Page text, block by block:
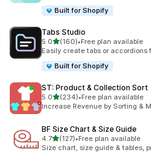
Built for Shopify
Tabs Studio
5.0滿分 5 顆星
(160)
共有 160 則評價
•Free plan available
Easily create tabs or accordions
Built for Shopify
ST: Product & Collection Sort
5.0滿分 5 顆星
(234)
共有 234 則評價
•Free plan available
Increase Revenue by Sorting &
BF Size Chart & Size Guide
4.7滿分 5 顆星
(127)
共有 127 則評價
•Free plan available
Size chart, size guide & tables,